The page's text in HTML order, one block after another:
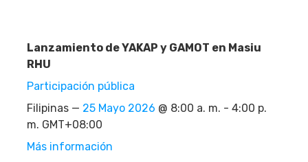
Lanzamiento de YAKAP y GAMOT en Masiu
RHU
Participación pública
Filipinas — 25 Mayo 2026 @ 8:00 a. m. - 4:00 p.
m. GMT+08:00
Más información